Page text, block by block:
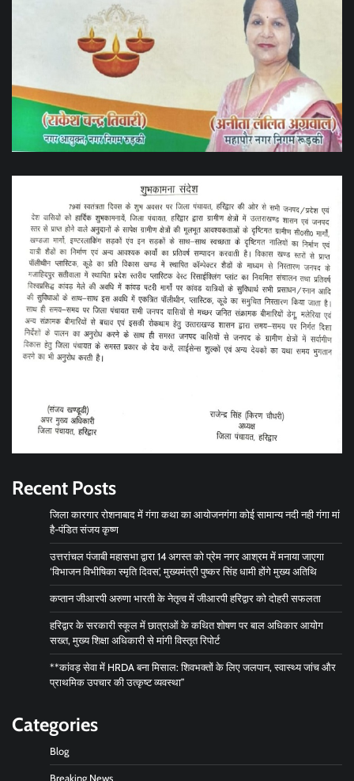
Recent Posts
जिला कारगार रोशनाबाद में गंगा कथा का आयोजनगंगा कोई सामान्य नदी नही गंगा मां
है-पंडित संजय कृष्ण
उत्तरांचल पंजाबी महासभा द्वारा 14 अगस्त को प्रेम नगर आश्रम में मनाया जाएगा
‘विभाजन विभीषिका स्मृति दिवस’, मुख्यमंत्री पुष्कर सिंह धामी होंगे मुख्य अतिथि
कप्तान जीआरपी अरुणा भारती के नेतृत्व में जीआरपी हरिद्वार को दोहरी सफलता
हरिद्वार के सरकारी स्कूल में छात्राओं के कथित शोषण पर बाल अधिकार आयोग
सख्त, मुख्य शिक्षा अधिकारी से मांगी विस्तृत रिपोर्ट
**कांवड़ सेवा में HRDA बना मिसाल: शिवभक्तों के लिए जलपान, स्वास्थ्य जांच और
प्राथमिक उपचार की उत्कृष्ट व्यवस्था”
Categories
Blog
Breaking News